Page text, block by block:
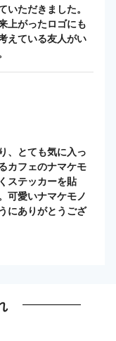
ただきました。
上がったロゴにも
えている友人がい
、とても気に入っ
カフェのナマケモ
ステッカーを貼
可愛いナマケモノ
にありがとうござ